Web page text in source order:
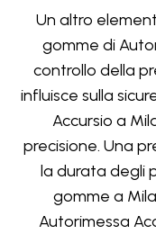
Un altro
gomme di
controllo della
influisce sulla
Accursio a
precisione. Una
la durata degli
gomme a
Autorimessa